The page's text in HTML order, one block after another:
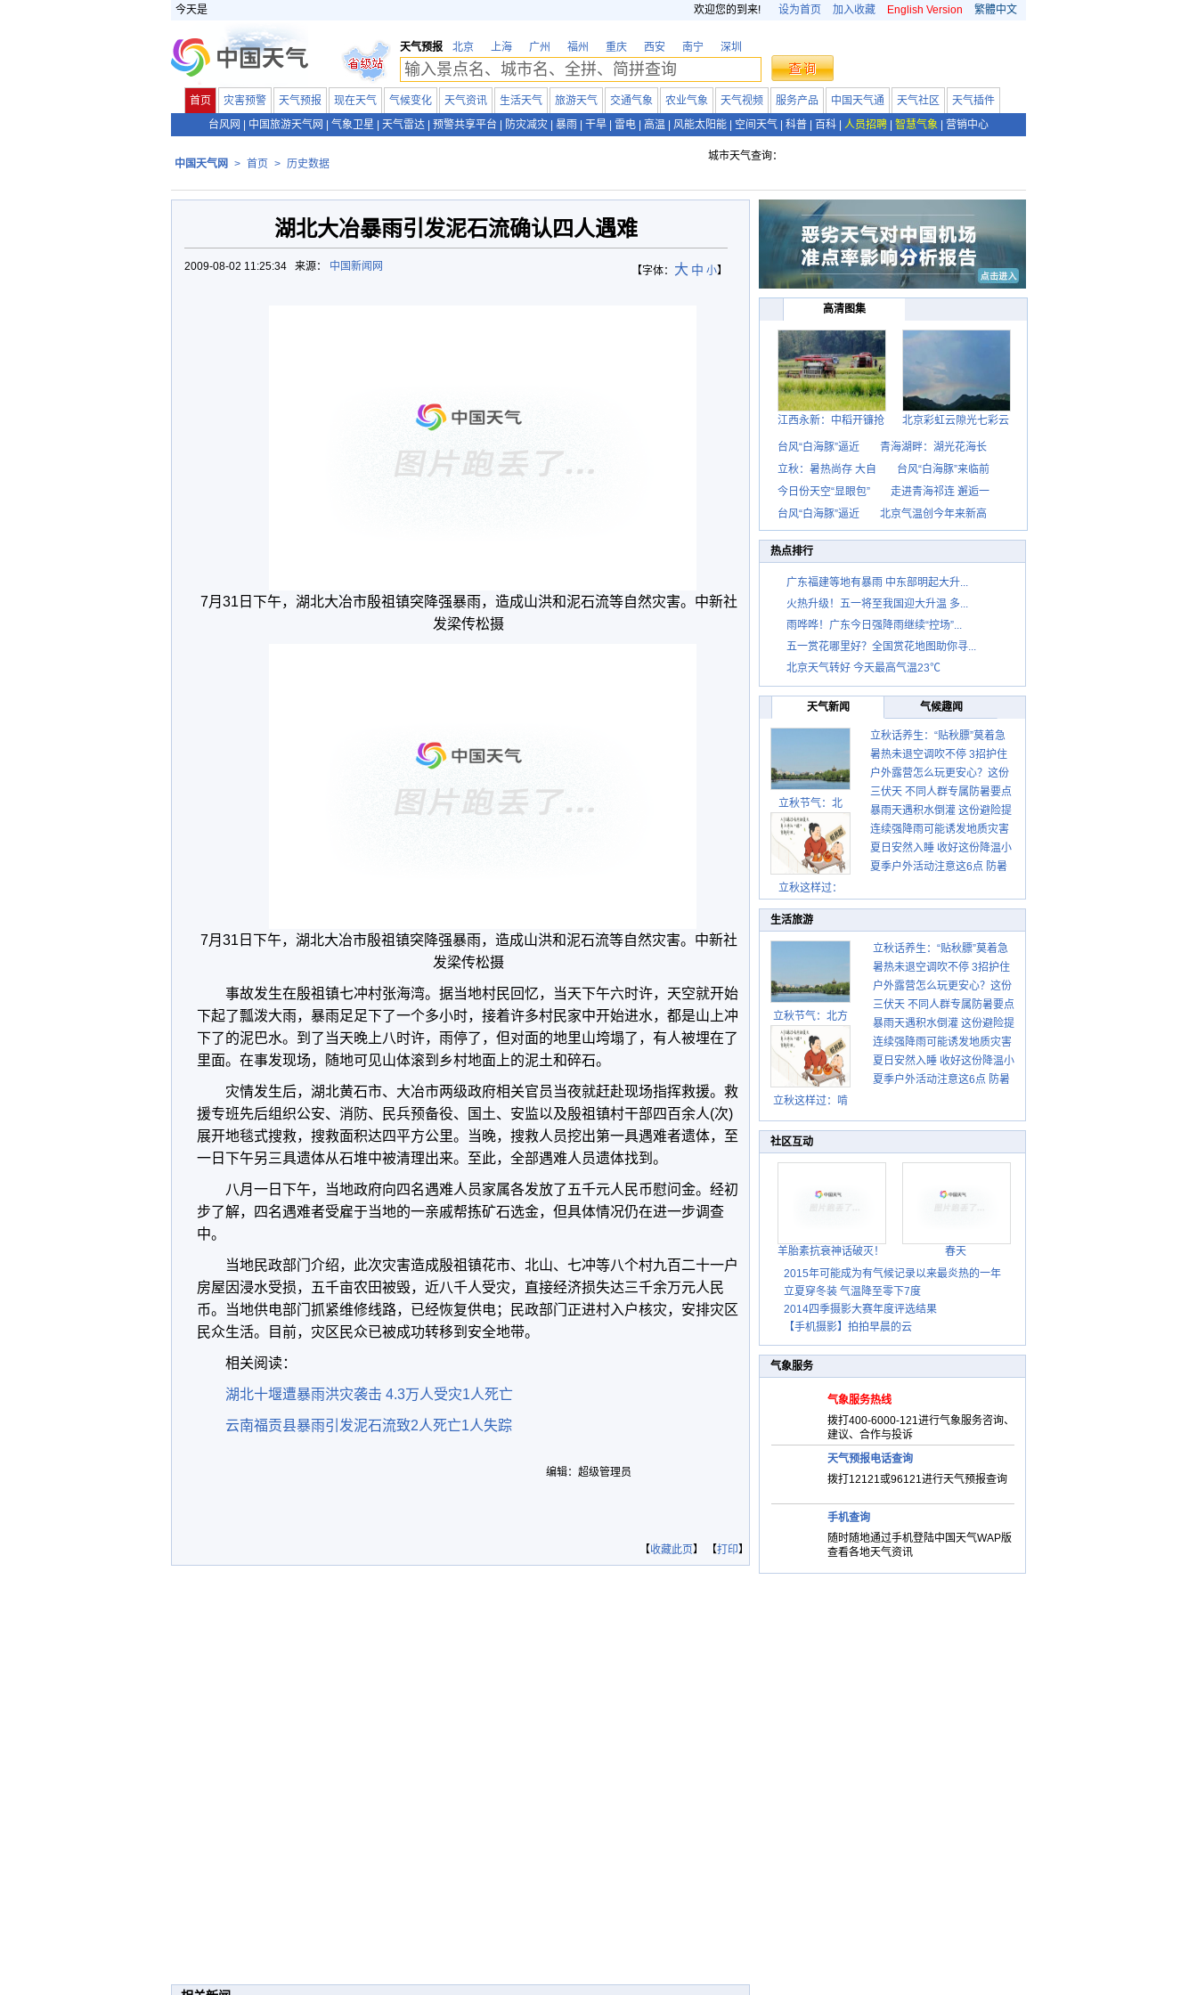
今天是 欢迎您的到来! 设为首页 加入收藏 English Version 繁體中文
天气预报 北京 上海 广州 福州 重庆 西安 南宁 深圳
首页 灾害预警 天气预报 现在天气 气候变化 天气资讯 生活天气 旅游天气 交通气象 农业气象 天气视频 服务产品 中国天气通 天气社区
天气插件
台风网
中国旅游天气网 气象卫星 天气雷达 预警共享平台 防灾减灾 暴雨 干旱 雷电 高温 风能太阳能 空间天气 科普 百科 人员招聘 智慧气象 营销中心
中国天气网 > 首页 > 历史数据
城市天气查询：
湖北大冶暴雨引发泥石流确认四人遇难
【字体： 大 中 小】
2009-08-02 11:25:34 来源： 中国新闻网
7月31日下午，湖北大冶市殷祖镇突降强暴雨，造成山洪和泥石流等自然灾害。中新社
发梁传松摄
7月31日下午，湖北大冶市殷祖镇突降强暴雨，造成山洪和泥石流等自然灾害。中新社
发梁传松摄
事故发生在殷祖镇七冲村张海湾。据当地村民回忆，当天下午六时许，天空就开始
下起了瓢泼大雨，暴雨足足下了一个多小时，接着许多村民家中开始进水，都是山上冲
下了的泥巴水。到了当天晚上八时许，雨停了，但对面的地里山垮塌了，有人被埋在了
里面。在事发现场，随地可见山体滚到乡村地面上的泥土和碎石。
灾情发生后，湖北黄石市、大冶市两级政府相关官员当夜就赶赴现场指挥救援。救
援专班先后组织公安、消防、民兵预备役、国土、安监以及殷祖镇村干部四百余人(次)
展开地毯式搜救，搜救面积达四平方公里。当晚，搜救人员挖出第一具遇难者遗体，至
一日下午另三具遗体从石堆中被清理出来。至此，全部遇难人员遗体找到。
八月一日下午，当地政府向四名遇难人员家属各发放了五千元人民币慰问金。经初
步了解，四名遇难者受雇于当地的一亲戚帮拣矿石选金，但具体情况仍在进一步调查
中。
当地民政部门介绍，此次灾害造成殷祖镇花市、北山、七冲等八个村九百二十一户
房屋因浸水受损，五千亩农田被毁，近八千人受灾，直接经济损失达三千余万元人民
币。当地供电部门抓紧维修线路，已经恢复供电；民政部门正进村入户核灾，安排灾区
民众生活。目前，灾区民众已被成功转移到安全地带。
相关阅读：
湖北十堰遭暴雨洪灾袭击 4.3万人受灾1人死亡
云南福贡县暴雨引发泥石流致2人死亡1人失踪
编辑：超级管理员
【收藏此页】 【打印】
高清图集
江西永新：中稻开镰抢 北京彩虹云隙光七彩云
台风“白海豚”逼近
青海湖畔：湖光花海长
立秋：暑热尚存 大自
台风“白海豚”来临前
今日份天空“显眼包”
走进青海祁连 邂逅一
台风“白海豚”逼近
北京气温创今年来新高
热点排行
广东福建等地有暴雨 中东部明起大升...
火热升级！五一将至我国迎大升温 多...
雨哗哗！广东今日强降雨继续“控场”...
五一赏花哪里好？全国赏花地图助你寻...
北京天气转好 今天最高气温23℃
天气新闻 气候趣闻
立秋节气：北
立秋这样过：
立秋话养生：“贴秋膘”莫着急
先清暑再防燥
暑热未退空调吹不停 3招护住
肩颈不酸痛
户外露营怎么玩更安心？这份
攻略请收好
三伏天 不同人群专属防暑要点
请收好
暴雨天遇积水倒灌 这份避险提
示请收好
连续强降雨可能诱发地质灾害
这些前兆要知道
夏日安然入睡 收好这份降温小
贴士
夏季户外活动注意这6点 防暑
生活旅游
立秋节气：北方
逐渐转凉 南方暑
热仍盛
立秋这样过：啃
祝丰收迎秋来
立秋话养生：“贴秋膘”莫着急
先清暑再防燥
暑热未退空调吹不停 3招护住
肩颈不酸痛
户外露营怎么玩更安心？这份
攻略请收好
三伏天 不同人群专属防暑要点
请收好
暴雨天遇积水倒灌 这份避险提
示请收好
连续强降雨可能诱发地质灾害
这些前兆要知道
夏日安然入睡 收好这份降温小
贴士
夏季户外活动注意这6点 防暑
社区互动
羊胎素抗衰神话破灭！
春天
2015年可能成为有气候记录以来最炎热的一年
立夏穿冬装 气温降至零下7度
2014四季摄影大赛年度评选结果
【手机摄影】拍拍早晨的云
气象服务
气象服务热线
拨打400-6000-121进行气象服务咨询、
建议、合作与投诉
天气预报电话查询
拨打12121或96121进行天气预报查询
手机查询
随时随地通过手机登陆中国天气WAP版
查看各地天气资讯